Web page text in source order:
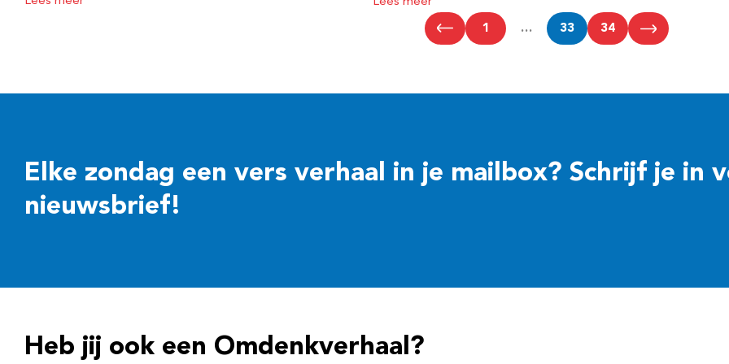
1 … 33 34
Elke zondag een vers verhaal in je mailbox? Schrijf je in
nieuwsbrief!
Heb jij ook een Omdenkverhaal?